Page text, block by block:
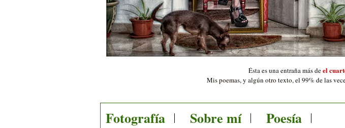
Ésta es una entraña más deel
Mis poemas, y algún otro texto, el 99% de las
Fotografía Sobre mí Poesía